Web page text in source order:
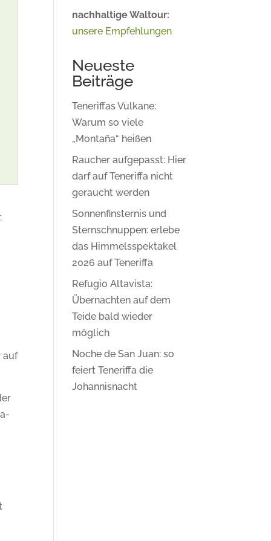
auf
nachhaltige Waltour:
unsere Empfehlungen
Neueste
Beiträge
Teneriffas Vulkane:
Warum so viele
„Montaña“ heißen
Raucher aufgepasst: Hier
darf auf Teneriffa nicht
geraucht werden
Sonnenfinsternis und
Sternschnuppen: erlebe
das Himmelsspektakel
2026 auf Teneriffa
Refugio Altavista:
Übernachten auf dem
Teide bald wieder
möglich
Noche de San Juan: so
feiert Teneriffa die
Johannisnacht